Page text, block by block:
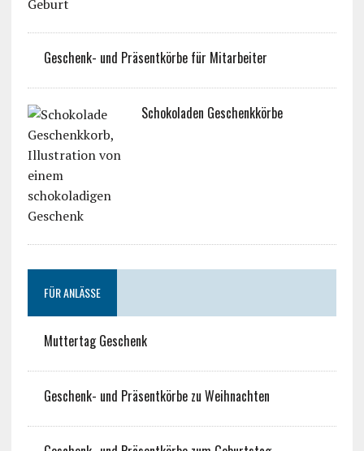
Geschenk- und Präsentkörbe für Mitarbeiter
Schokoladen Geschenkkörbe
FÜR ANLÄSSE
Muttertag Geschenk
Geschenk- und Präsentkörbe zu Weihnachten